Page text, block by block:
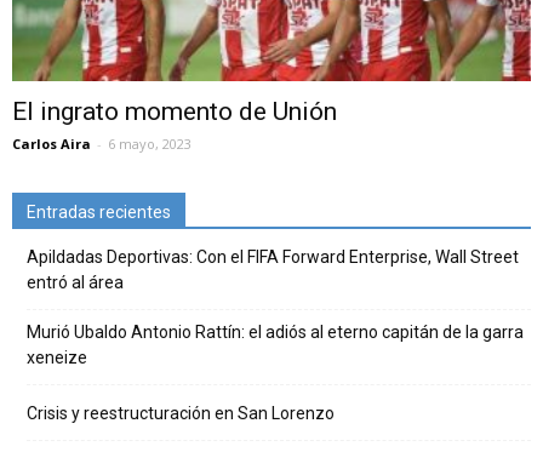
El ingrato momento de Unión
Carlos Aira - 6 mayo, 2023
Entradas recientes
Apildadas Deportivas: Con el FIFA Forward Enterprise, Wall Street
entró al área
Murió Ubaldo Antonio Rattín: el adiós al eterno capitán de la garra
xeneize
Crisis y reestructuración en San Lorenzo